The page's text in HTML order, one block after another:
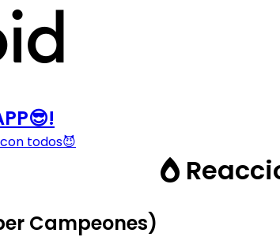
todos😈
Campeones)